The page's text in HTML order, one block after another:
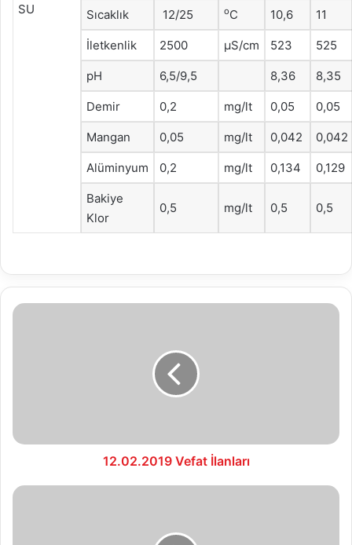
SU
Sıcaklık 12/25 oC 10,6 11
İletkenlik 2500 μS/cm 523 525
pH 6,5/9,5 8,36 8,35
Demir 0,2 mg/lt 0,05 0,05
Mangan 0,05 mg/lt 0,042 0,042
Alüminyum 0,2 mg/lt 0,134 0,129
Bakiye
Klor
0,5 mg/lt 0,5 0,5
12.02.2019
12.02.2019 Vefat İlanları
13.02.2019